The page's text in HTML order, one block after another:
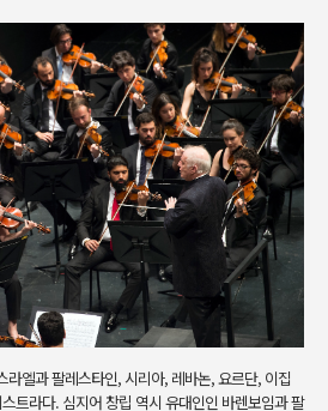
엘과 팔레스타인, 시리아, 레바논, 요르단, 이집
트라다. 심지어 창립 역시 유대인인 바렌보임과 팔